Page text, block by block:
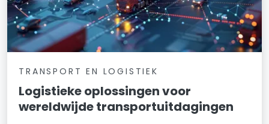
TRANSPORT EN LOGISTIEK
Logistieke oplossingen voor
wereldwijde transportuitdagingen